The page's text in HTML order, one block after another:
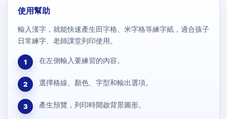
使用幫助
輸入漢字，就能快速產生田字格、米字格等練字紙，適合孩子
日常練字、老師課堂列印使用。
1 在左側輸入要練習的內容。
2 選擇格線、顏色、字型和輸出選項。
3 產生預覽，列印時開啟背景圖形。